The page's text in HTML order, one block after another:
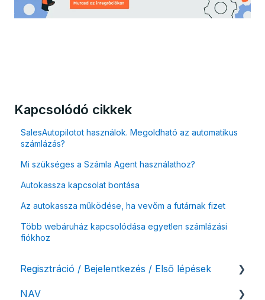
Kapcsolódó cikkek
SalesAutopilotot használok. Megoldható az automatikus
számlázás?
Mi szükséges a Számla Agent használathoz?
Autokassza kapcsolat bontása
Az autokassza működése, ha vevőm a futárnak fizet
Több webáruház kapcsolódása egyetlen számlázási
fiókhoz
Regisztráció / Bejelentkezés / Első lépések
Felhasználó beállításai
NAV